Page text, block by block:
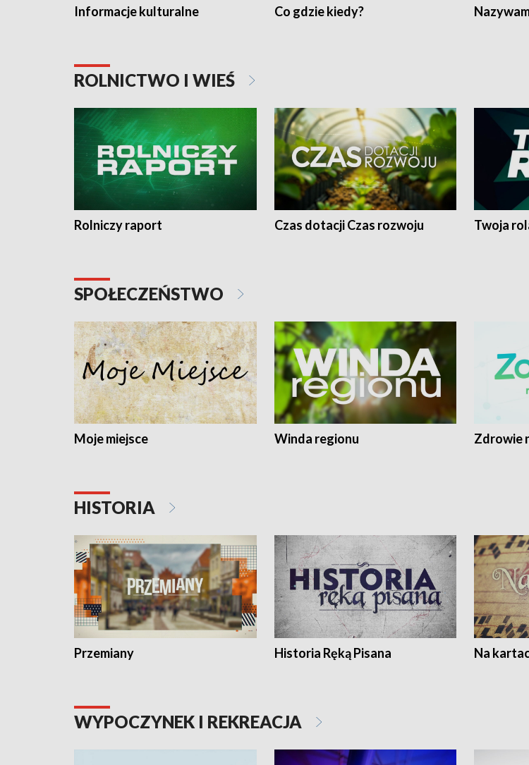
Informacje kulturalne Co gdzie kiedy?
ROLNICTWO I WIEŚ
Rolniczy raport Czas dotacji Czas rozwoju Twoja
SPOŁECZEŃSTWO
Moje miejsce Winda regionu Zdrowie
HISTORIA
Przemiany Historia Ręką Pisana Na
WYPOCZYNEK I REKREACJA